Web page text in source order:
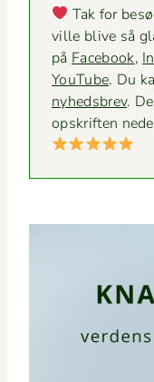
Tak for
ville blive så
på Face­book,
YouTube. Du
nyheds­brev.
opskriften